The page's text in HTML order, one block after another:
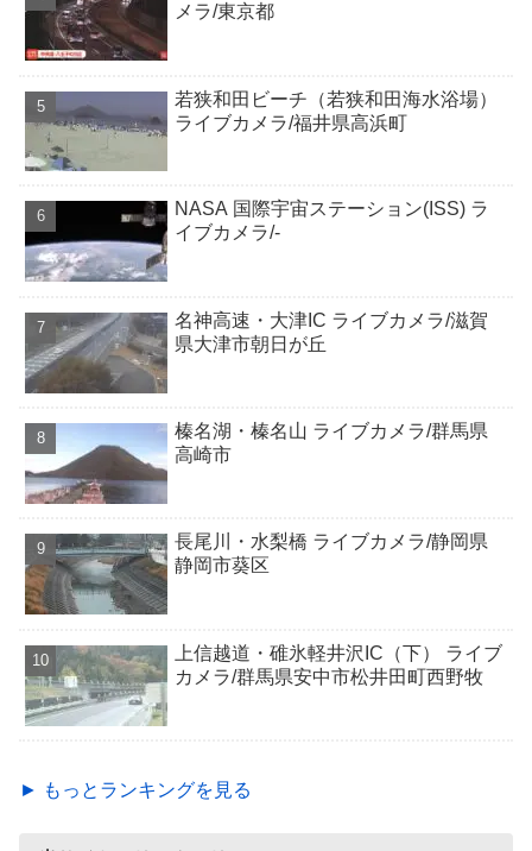
メラ/東京都
若狭和田ビーチ（若狭和田海水浴場）
ライブカメラ/福井県高浜町
NASA 国際宇宙ステーション(ISS) ラ
イブカメラ/-
名神高速・大津IC ライブカメラ/滋賀
県大津市朝日が丘
榛名湖・榛名山 ライブカメラ/群馬県
高崎市
長尾川・水梨橋 ライブカメラ/静岡県
静岡市葵区
上信越道・碓氷軽井沢IC（下） ライブ
カメラ/群馬県安中市松井田町西野牧
► もっとランキングを見る